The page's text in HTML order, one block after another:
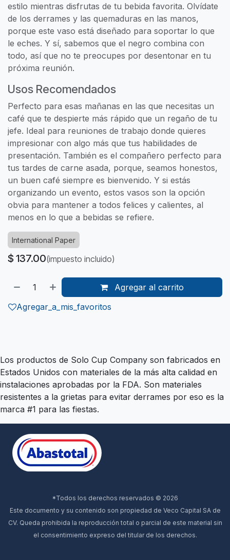
estilo mientras disfrutas de tu bebida favorita. Olvídate
de los derrames y las quemaduras en las manos,
porque este vaso está diseñado para soportar lo que
le eches. Y sí, sabemos que el negro combina con
todo, así que no te preocupes por desentonar en tu
próxima reunión.
Usos Recomendados
Perfecto para esas mañanas en las que necesitas un
café que te despierte más rápido que un regaño de tu
jefe. Ideal para reuniones de trabajo donde quieres
impresionar con algo más que tus habilidades de
presentación. También es el compañero perfecto para
tus tardes de carne asada, porque, seamos honestos,
un buen café siempre es bienvenido. Y si estás
organizando un evento, estos vasos son la opción
obvia para mantener a todos felices y calientes, al
menos en lo que a bebidas se refiere.
International Paper
$ 137.00(impuesto incluido)
Agregar al carrito
Agregar_a_mis_favoritos
Los productos de Solo Cup Company son fabricados en
Estados Unidos con materiales de la más alta calidad en
instalaciones aprobadas por la FDA. Son materiales
resistentes a la grietas para evitar derrames por eso es la
marca #1 para las fiestas.
*Todos los derechos reservados © 2026
Este documento y su contenido son propiedad de Veco Capital SA de
CV. Queda prohibida la reproducción total o parcial de este material sin
el consentimiento expreso del titular de los derechos.